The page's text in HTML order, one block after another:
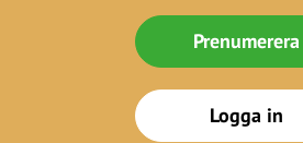
Prenumerera
Logga in